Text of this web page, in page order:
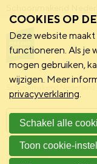
Schoonmakend Nederland
Menu
COOKIES OP
Deze website
functioneren. Als je
mogen gebruiken,
wijzigen. Meer
privacyverklaring.
Schakel alle
Toon cookie-